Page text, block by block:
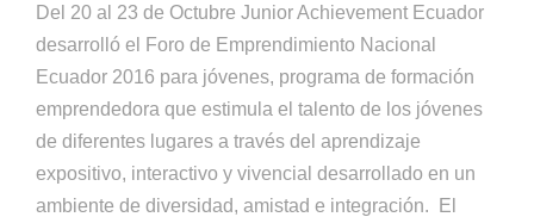
Del 20 al 23 de Octubre Junior Achievement Ecuador
desarrolló el Foro de Emprendimiento Nacional
Ecuador 2016 para jóvenes, programa de formación
emprendedora que estimula el talento de los jóvenes
de diferentes lugares a través del aprendizaje
expositivo, interactivo y vivencial desarrollado en un
ambiente de diversidad, amistad e integración. El